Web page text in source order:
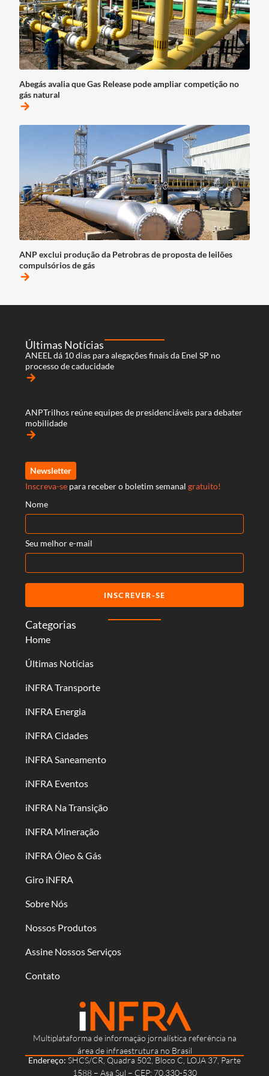
Abegás avalia que Gas Release pode ampliar competição no
gás natural
arrow_forward
ANP exclui produção da Petrobras de proposta de leilões
compulsórios de gás
arrow_forward
Multiplataforma de informação jornalística referência na
área de infraestrutura no Brasil
Endereço: SHCS/CR, Quadra 502, Bloco C, LOJA 37, Parte
1588 – Asa Sul – CEP: 70.330-530
Categorias
Home
Últimas Notícias
iNFRA Transporte
iNFRA Energia
iNFRA Cidades
iNFRA Saneamento
iNFRA Eventos
iNFRA Na Transição
iNFRA Mineração
iNFRA Óleo & Gás
Giro iNFRA
Sobre Nós
Nossos Produtos
Assine Nossos Serviços
Contato
Últimas Notícias
ANEEL dá 10 dias para alegações finais da Enel SP no
processo de caducidade
arrow_forward
ANPTrilhos reúne equipes de presidenciáveis para debater
mobilidade
arrow_forward
Newsletter
Inscreva-se para receber o boletim semanal gratuito!
Nome
Seu melhor e-mail
INSCREVER-SE